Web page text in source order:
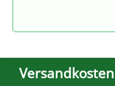
Versandkosten